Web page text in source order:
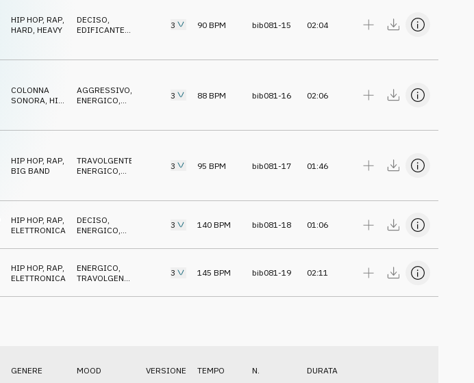
HIP HOP, RAP,
HARD, HEAVY
DECISO,
EDIFICANTE,
3 90 BPM bib081-15 02:04
COLONNA
SONORA, HIP
AGGRESSIVO,
ENERGICO,
3 88 BPM bib081-16 02:06
HIP HOP, RAP,
BIG BAND
TRAVOLGENTE
ENERGICO,
3 95 BPM bib081-17 01:46
HIP HOP, RAP
ELETTRONICA
DECISO
ENERGICO
3 140 BPM bib081-18 01:06
HIP HOP, RAP
ELETTRONICA
ENERGICO
TRAVOLGENTE
3 145 BPM bib081-19 02:11
GENERE MOOD VERSIONE TEMPO N. DURATA